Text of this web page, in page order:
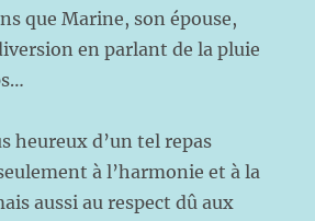
que Marine, son épouse,
en parlant de la pluie
heureux d’un tel repas
à l’harmonie et à la
aussi au respect dû aux